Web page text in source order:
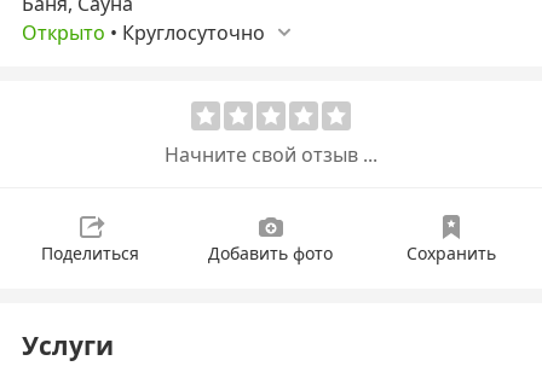
Открыто • Круглосуточно
Начните свой отзыв ...
Поделиться Добавить фото Сохранить
Услуги